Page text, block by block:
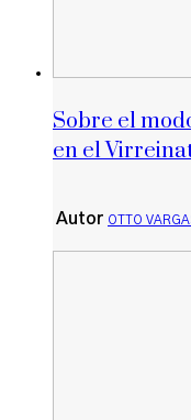
Sobre el
en el
Autor OTTO